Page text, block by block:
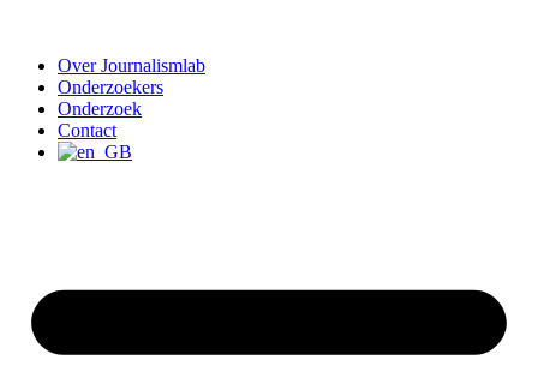
Over Journalismlab
Onderzoekers
Onderzoek
Contact